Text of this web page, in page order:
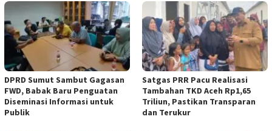
DPRD Sumut Sambut Gagasan
FWD, Babak Baru Penguatan
Diseminasi Informasi untuk
Publik
Satgas PRR Pacu Realisasi
Tambahan TKD Aceh Rp1,65
Triliun, Pastikan Transparan
dan Terukur